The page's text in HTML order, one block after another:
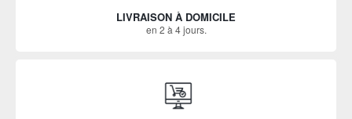
LIVRAISON À DOMICILE
en 2 à 4 jours.